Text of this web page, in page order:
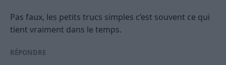
Pas faux, les petits trucs simples c’est souvent ce qui
tient vraiment dans le temps.
RÉPONDRE